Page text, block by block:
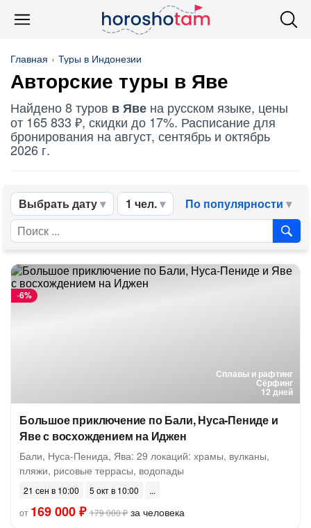
Главная Туры в Индонезии
Авторские туры в Яве
Найдено 8 туров в Яве на русском языке, цены
от 165 833 ₽, скидки до 17%. Расписание для
бронирования на август, сентябрь и октябрь
2026 г.
Выбрать дату 1 чел. По популярности
Сплавы и рафтинг
Сёрфинг
12 дней
-6%
Большое приключение по Бали, Нуса-Пениде и
Яве с восхождением на Иджен
Бали, Нуса-Пенида, Ява: 29 локаций: храмы, вулканы,
пляжи, рисовые террасы, водопады
21 сен в 10:00
5 окт в 10:00
от 169 000 ₽ 179 000 ₽ за человека